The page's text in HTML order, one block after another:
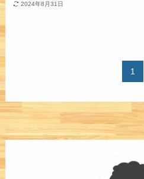
2024年8月31日
1